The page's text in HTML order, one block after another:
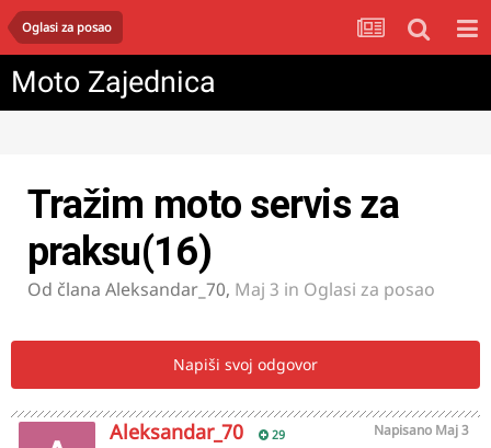
Oglasi za posao
Moto Zajednica
Tražim moto servis za
praksu(16)
Od člana Aleksandar_70, Maj 3 in Oglasi za posao
Napiši svoj odgovor
Aleksandar_70 29 Napisano Maj 3